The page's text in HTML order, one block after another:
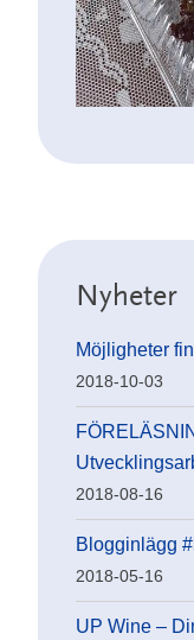
Nyheter
Möjligheter
2018-10-03
2018-08-16
Blogginlägg
2018-05-16
UP Wine –